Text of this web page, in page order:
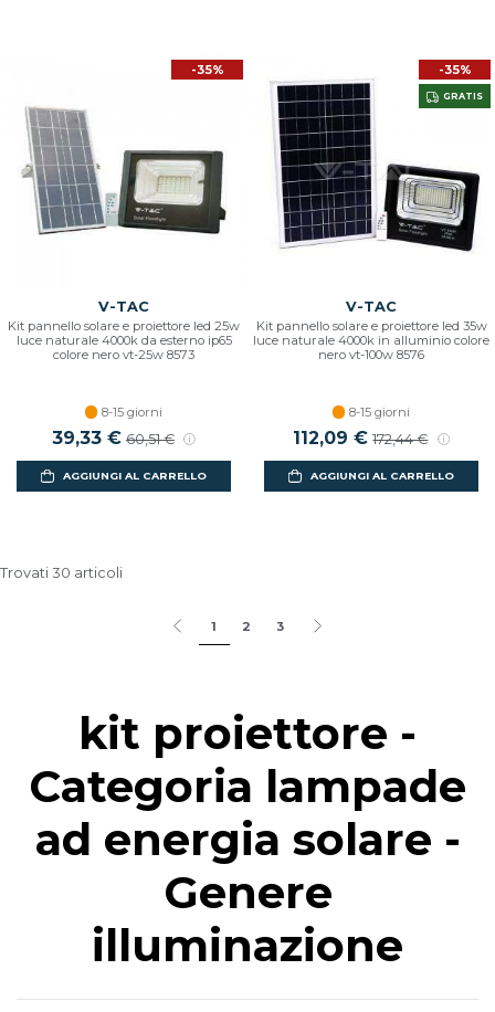
-35%
V-TAC
Kit pannello solare e proiettore led 25w
luce naturale 4000k da esterno ip65
colore nero vt-25w 8573
8-15 giorni
Prezzo scontato
39,33 € Prezzo di listino
60,51 €
AGGIUNGI AL CARRELLO
-35%
GRATIS
V-TAC
Kit pannello solare e proiettore led 35w
luce naturale 4000k in alluminio colore
nero vt-100w 8576
8-15 giorni
Prezzo scontato
112,09 € Prezzo di
172,44 €
AGGIUNGI AL CARRELLO
Trovati 30 articoli
1 2 3
kit proiettore -
Categoria lampade
ad energia solare -
Genere
illuminazione